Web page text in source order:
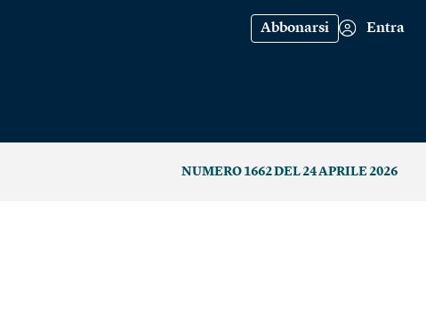
Abbonarsi Entra
NUMERO 1662 DEL 24 APRILE 2026